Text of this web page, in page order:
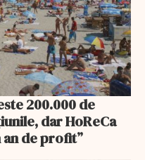
200.000 de
dar HoReCa
an de profit”